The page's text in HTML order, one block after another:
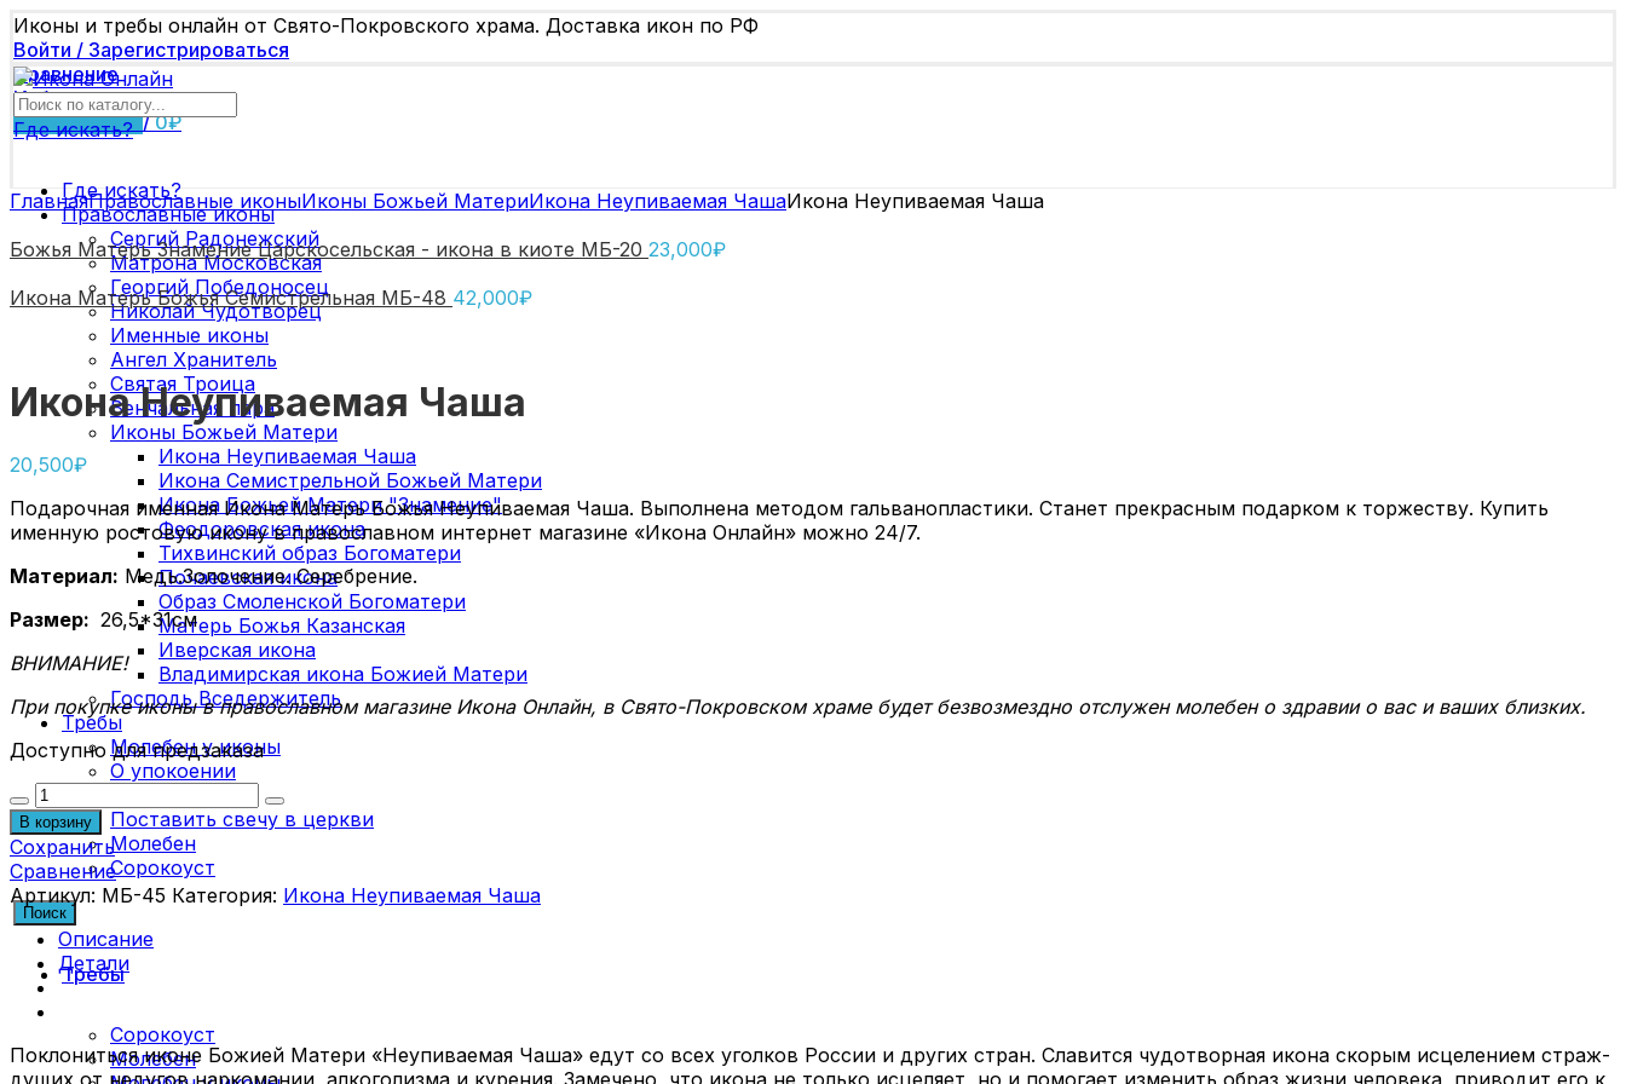
Иконы и требы онлайн от Свято-Покровского храма. Доставка икон по РФ
Войти / Зарегистрироваться
Сравнение
Избранное
0элементов/ 0₽
Где искать?
Где искать?
Православные иконы
Сергий Радонежский
Матрона Московская
Георгий Победоносец
Николай Чудотворец
Именные иконы
Ангел Хранитель
Святая Троица
Венчальная пара
Иконы Божьей Матери
Икона Неупиваемая Чаша
Икона Семистрельной Божьей Матери
Икона Божьей Матери "Знамение"
Феодоровская икона
Тихвинский образ Богоматери
Почаевская икона
Образ Смоленской Богоматери
Матерь Божья Казанская
Иверская икона
Владимирская икона Божией Матери
Господь Вседержитель
Требы
Молебен у иконы
О упокоении
Поставить свечу в церкви
Молебен
Сорокоуст
Поиск
Требы
Сорокоуст
Молебен
ГлавнаяПравославные иконыИконы Божьей МатериИкона Неупиваемая ЧашаИкона Неупиваемая Чаша
Божья Матерь Знамение Царскосельская - икона в киоте МБ-20 23,000₽
Икона Матерь Божья Семистрельная МБ-48 42,000₽
Икона Неупиваемая Чаша
20,500₽
Подарочная именная Икона Матерь Божья Неупиваемая Чаша. Выполнена методом гальванопластики. Станет прекрасным подарком к торжеству. Купить
именную ростовую икону в православном интернет магазине «Икона Онлайн» можно 24/7.
Материал: Медь.Золочение. Серебрение.
Размер: 26,5*31см
ВНИМАНИЕ!
При покупке иконы в православном магазине Икона Онлайн, в Свято-Покровском храме будет безвозмездно отслужен молебен о здравии о вас и ваших близких.
Доступно для предзаказа
Количество
товара
Икона
Неупиваемая
Чаша
В корзину
Сохранить
Сравнение
Артикул: МБ-45 Категория: Икона Неупиваемая Чаша
Описание
Детали
По­кло­нить­ся иконе Бо­жи­ей Ма­те­ри «Неупи­ва­е­мая Ча­ша» едут со всех угол­ков Рос­сии и дру­гих стран. Сла­вит­ся чу­до­твор­ная ико­на ско­рым ис­це­ле­ни­ем страж­
ду­щих от неду­гов нар­ко­ма­нии, ал­ко­го­лиз­ма и ку­ре­ния. За­ме­че­но, что ико­на не толь­ко ис­це­ля­ет, но и по­мо­га­ет из­ме­нить об­раз жиз­ни че­ло­ве­ка, при­во­дит его к